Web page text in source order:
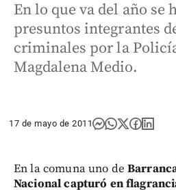
En lo que va del año se
presuntos integrantes
criminales por la
Magdalena Medio.
17 de mayo de 2011
En la comuna uno de
Nacional capturó en